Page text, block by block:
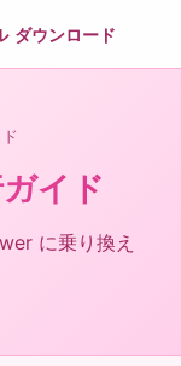
ダウンロード
イド
に乗り換え